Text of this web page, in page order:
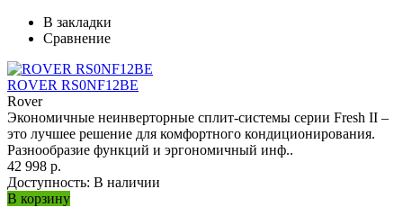
В закладки
Сравнение
ROVER RS0NF12BE
Rover
Экономичные неинверторные сплит-системы серии Fresh II –
это лучшее решение для комфортного кондиционирования.
Разнообразие функций и эргономичный инф..
42 998 р.
Доступность: В наличии
В корзину